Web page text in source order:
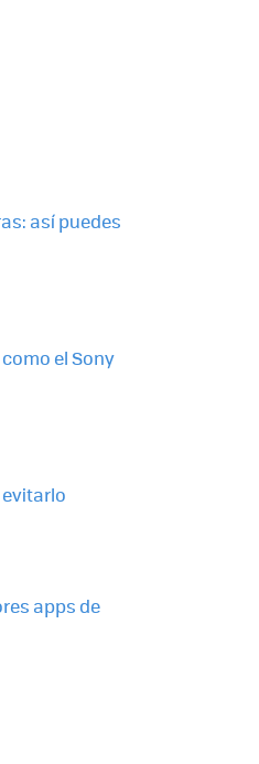
así puedes
el Sony
apps de